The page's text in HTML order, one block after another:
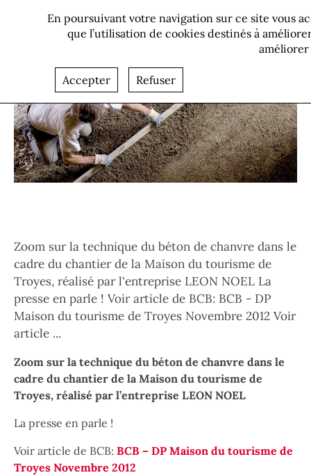
En poursuivant votre navigation sur ce site vous
que l’utilisation de cookies destinés à
Accepter
Refuser
Bannière
Le béton de
chanvre à
Corps
Zoom sur la technique du béton de chanvre dans le
cadre du chantier de la Maison du tourisme de
Troyes, réalisé par l'entreprise LEON NOEL La
presse en parle ! Voir article de BCB: BCB - DP
Maison du tourisme de Troyes Novembre 2012 Voir
article ...
Paragraphes
Zoom sur la technique du béton de chanvre dans le
cadre du chantier de la Maison du tourisme de
Troyes, réalisé par l’entreprise LEON NOEL
La presse en parle !
Voir article de BCB: BCB – DP Maison du tourisme de
Troyes Novembre 2012